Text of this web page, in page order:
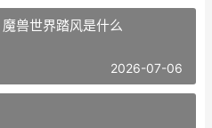
兽世界踏风是什么
2026-07-06